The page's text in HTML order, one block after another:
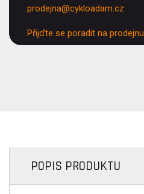
prodejna@cykloadam.cz
Přijďte se poradit na prodejnu
POPIS PRODUKTU